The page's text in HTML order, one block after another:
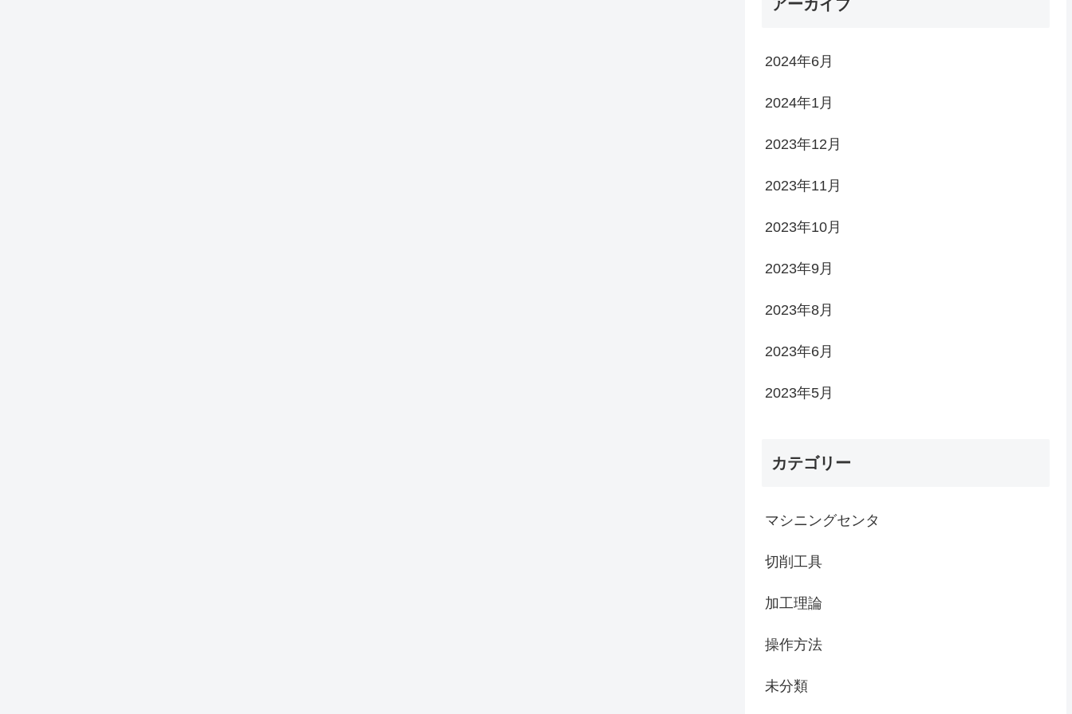
アーカイブ
2024年6月
2024年1月
2023年12月
2023年11月
2023年10月
2023年9月
2023年8月
2023年6月
2023年5月
カテゴリー
マシニングセンタ
切削工具
加工理論
操作方法
未分類